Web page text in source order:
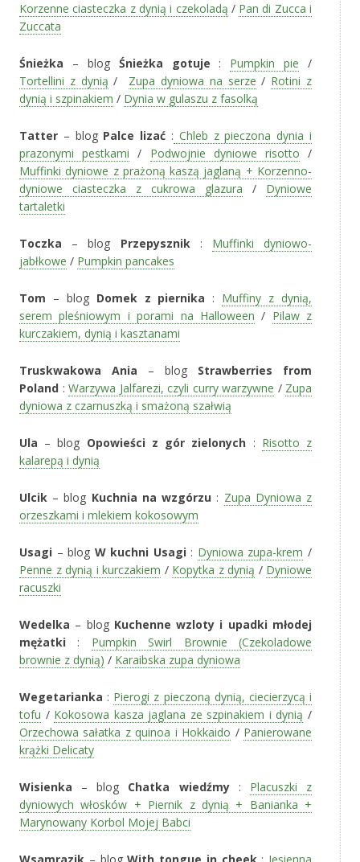
Korzenne ciasteczka z dynią i czekoladą / Pan di Zucca i
Zuccata
Śnieżka – blog Śnieżka gotuje : Pumpkin pie /
Tortellini z dynią / Zupa dyniowa na serze / Rotini z
dynią i szpinakiem / Dynia w gulaszu z fasolką
Tatter – blog Palce lizać : Chleb z pieczona dynia i
prazonymi pestkami / Podwojnie dyniowe risotto /
Muffinki dyniowe z prażoną kaszą jaglaną + Korzenno-
dyniowe ciasteczka z cukrowa glazura / Dyniowe
tartaletki
Toczka – blog Przepysznik: Muffinki dyniowo-
jabłkowe / Pumpkin pancakes
Tom – blog Domek z piernika : Muffiny z dynią,
serem pleśniowym i porami na Halloween / Pilaw z
kurczakiem, dynią i kasztanami
Truskwakowa Ania – blog Strawberries from
Poland : Warzywa Jalfarezi, czyli curry warzywne / Zupa
dyniowa z czarnuszką i smażoną szałwią
Ula – blog Opowieści z gór zielonych : Risotto z
kalarepą i dynią
Ulcik – blog Kuchnia na wzgórzu : Zupa Dyniowa z
orzeszkami i mlekiem kokosowym
Usagi – blog W kuchni Usagi: Dyniowa zupa-krem /
Penne z dynią i kurczakiem / Kopytka z dynią / Dyniowe
racuszki
Wedelka – blog Kuchenne wzloty i upadki młodej
mężatki : Pumpkin Swirl Brownie (Czekoladowe
brownie z dynią) / Karaibska zupa dyniowa
Wegetarianka : Pierogi z pieczoną dynią, ciecierzycą i
tofu / Kokosowa kasza jaglana ze szpinakiem i dynią /
Orzechowa sałatka z quinoa i Hokkaido / Panierowane
krążki Delicaty
Wisienka – blog Chatka wiedźmy: Placuszki z
dyniowych włosków + Piernik z dynią + Banianka +
Marynowany Korbol Mojej Babci